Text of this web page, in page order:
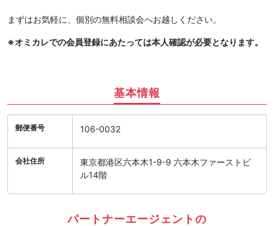
まずはお気軽に、個別の無料相談会へお越しください。
※オミカレでの会員登録にあたっては本人確認が必要となります。
基本情報
郵便番号 106-0032
会社住所
東京都港区六本木1-9-9 六本木ファーストビ
ル14階
パートナーエージェントの